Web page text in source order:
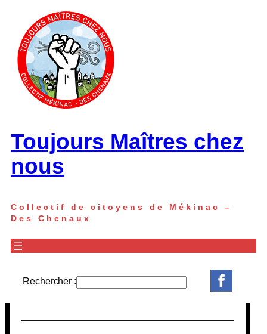
contenu
Toujours Maîtres chez
nous
Collectif de citoyens de Mékinac –
Des Chenaux
Rechercher :